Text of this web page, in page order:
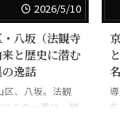
史の中で、その門
、壊れ、やがて
の内」を分ける
変わっていきま
ろうか？ 繁栄
れたはずの場所
までに、死、遺
2026/5/10
八坂（法観寺
来と歴史に潜む
逸話
区、八坂。法観
この一帯は、観